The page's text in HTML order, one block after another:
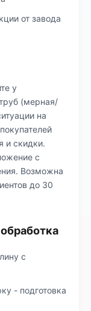
от завода
у
(мерная/
на
и скидки.
с
Возможна
до 30
с
- подготовка